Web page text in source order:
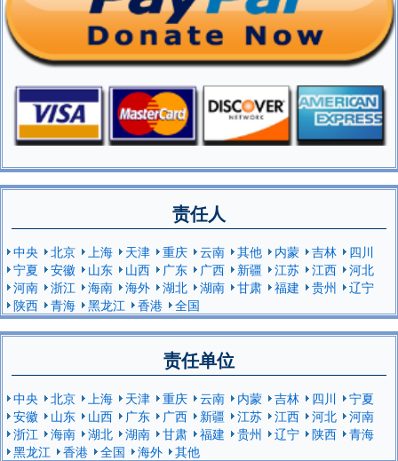
责任人
中央 北京 上海 天津 重庆 云南 其他 内蒙 吉林
四川
宁夏
安徽 山东 山西 广东 广西 新疆 江苏 江西
河北
河南
浙江 海南 海外 湖北 湖南 甘肃 福建 贵州
辽宁
陕西
青海 黑龙江 香港 全国
责任单位
中央 北京 上海 天津 重庆 云南 内蒙 吉林 四川
宁夏
安徽
山东 山西 广东 广西 新疆 江苏 江西 河北
河南
浙江
海南 湖北 湖南 甘肃 福建 贵州 辽宁 陕西
青海
黑龙江
香港 全国 海外 其他